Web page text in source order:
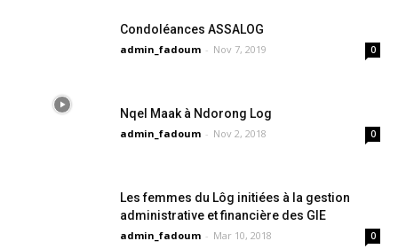
Condoléances ASSALOG
admin_fadoum - Nov 7, 2019 0
Nqel Maak à Ndorong Log
admin_fadoum - Nov 2, 2018 0
Les femmes du Lôg initiées à la gestion
administrative et financière des GIE
admin_fadoum - Mar 10, 2018 0